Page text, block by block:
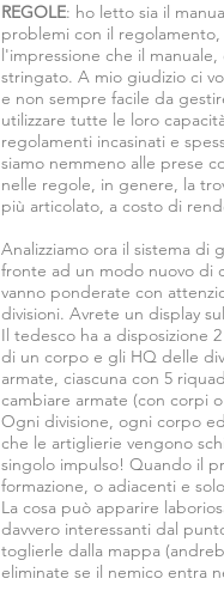
REGOLE: ho letto sia il
problemi con il
l'impressione che il
stringato. A mio giudizio ci
e non sempre facile da
utilizzare tutte le loro
regolamenti incasinati e
siamo nemmeno alle prese
nelle regole, in genere, la
più articolato, a costo di
Analizziamo ora il sistema di
fronte ad un modo nuovo di
vanno ponderate con
divisioni. Avrete un display
Il tedesco ha a disposizione
di un corpo e gli HQ delle
armate, ciascuna con 5
cambiare armate (con corpi
Ogni divisione, ogni corpo
che le artiglierie vengono
singolo impulso! Quando il
formazione, o adiacenti e
La cosa può apparire
davvero interessanti dal
toglierle dalla mappa
eliminate se il nemico entra